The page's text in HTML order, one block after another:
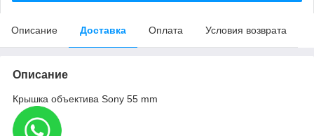
Описание Доставка Оплата Условия возврата
Описание
Крышка объектива Sony 55 mm